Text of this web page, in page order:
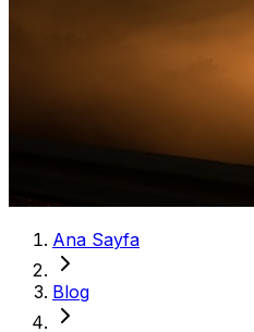
Ana Sayfa
Blog